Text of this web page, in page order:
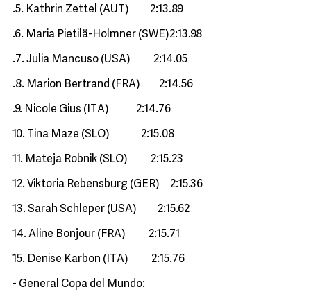
.5. Kathrin Zettel (AUT) 2:13.89
.6. Maria Pietilä-Holmner (SWE)2:13.98
.7. Julia Mancuso (USA) 2:14.05
.8. Marion Bertrand (FRA) 2:14.56
.9. Nicole Gius (ITA) 2:14.76
10. Tina Maze (SLO) 2:15.08
11. Mateja Robnik (SLO) 2:15.23
12. Viktoria Rebensburg (GER) 2:15.36
13. Sarah Schleper (USA) 2:15.62
14. Aline Bonjour (FRA) 2:15.71
15. Denise Karbon (ITA) 2:15.76
- General Copa del Mundo: